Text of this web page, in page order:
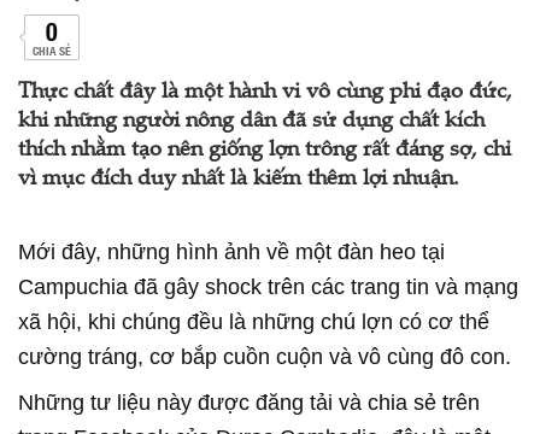
0
CHIA SẺ
Thực chất đây là một hành vi vô cùng phi đạo đức,
khi những người nông dân đã sử dụng chất kích
thích nhằm tạo nên giống lợn trông rất đáng sợ, chỉ
vì mục đích duy nhất là kiếm thêm lợi nhuận.
Mới đây, những hình ảnh về một đàn heo tại
Campuchia đã gây shock trên các trang tin và mạng
xã hội, khi chúng đều là những chú lợn có cơ thể
cường tráng, cơ bắp cuồn cuộn và vô cùng đô con.
Những tư liệu này được đăng tải và chia sẻ trên